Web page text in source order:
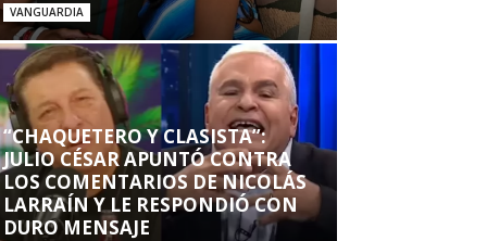
VANGUARDIA
“CHAQUETERO Y CLASISTA”:
JULIO CÉSAR APUNTÓ CONTRA
LOS COMENTARIOS DE NICOLÁS
LARRAÍN Y LE RESPONDIÓ CON
DURO MENSAJE